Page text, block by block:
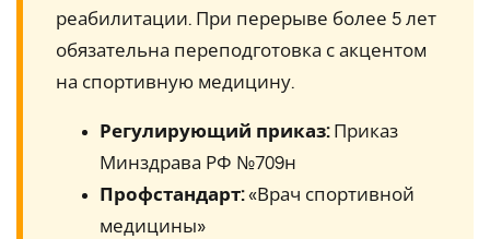
реабилитации. При перерыве более 5 лет
обязательна переподготовка с акцентом
на спортивную медицину.
Регулирующий приказ:Приказ
Минздрава РФ №709н
Профстандарт:«Врач спортивной
медицины»